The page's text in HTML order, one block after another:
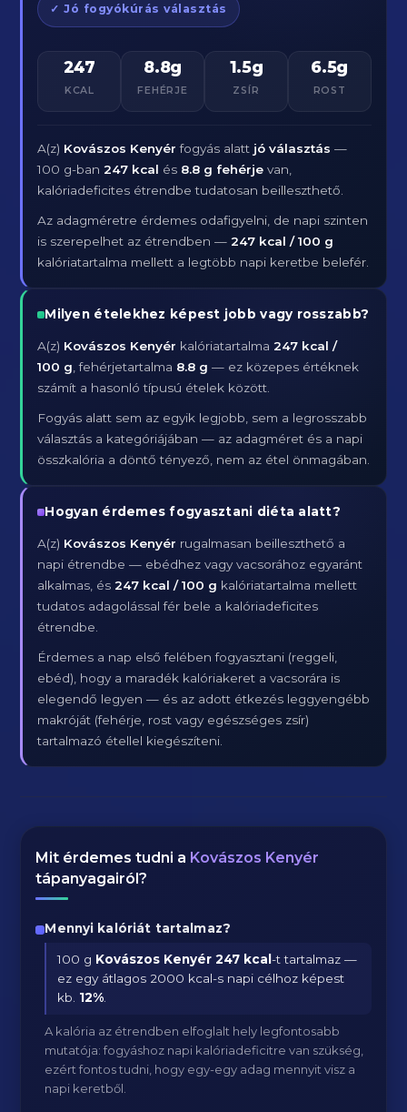
✓ Jó fogyókúrás választás
247
KCAL
8.8g
FEHÉRJE
1.5g
ZSÍR
6.5g
ROST
A(z) Kovászos Kenyér fogyás alatt jó választás —
100 g-ban247 kcal és 8.8 g fehérje van,
kalóriadeficites étrendbe tudatosan beilleszthető.
Az adagméretre érdemes odafigyelni, de napi szinten
is szerepelhet az étrendben —247 kcal / 100 g
kalóriatartalma mellett a legtöbb napi keretbe belefér.
Milyen ételekhez képest jobb vagy rosszabb?
A(z) Kovászos Kenyér kalóriatartalma247 kcal /
100 g , fehérjetartalma 8.8 g — ez közepes értéknek
számít a hasonló típusú ételek között.
Fogyás alatt sem az egyik legjobb, sem a legrosszabb
választás a kategóriájában — az adagméret és a napi
összkalória a döntő tényező, nem az étel önmagában.
Hogyan érdemes fogyasztani diéta alatt?
A(z) Kovászos Kenyér rugalmasan beilleszthető a
napi étrendbe — ebédhez vagy vacsorához egyaránt
alkalmas, és247 kcal / 100 g kalóriatartalma mellett
tudatos adagolással fér bele a kalóriadeficites
étrendbe.
Érdemes a nap első felében fogyasztani (reggeli,
ebéd), hogy a maradék kalóriakeret a vacsorára is
elegendő legyen — és az adott étkezés leggyengébb
makróját (fehérje, rost vagy egészséges zsír)
tartalmazó étellel kiegészíteni.
Mit érdemes tudni a Kovászos Kenyér
tápanyagairól?
Mennyi kalóriát tartalmaz?
100 g Kovászos Kenyér 247 kcal-t tartalmaz —
ez egy átlagos 2000 kcal-s napi célhoz képest
kb. 12%
A kalória az étrendben elfoglalt hely legfontosabb
mutatója: fogyáshoz napi kalóriadeficitre van szükség,
ezért fontos tudni, hogy egy-egy adag mennyit visz a
napi keretből.